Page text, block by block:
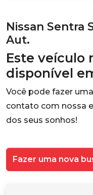
Nissan Sentra
Aut.
Este veículo
disponível
Você pode fazer
contato com nossa
dos seus sonhos!
Fazer uma nova